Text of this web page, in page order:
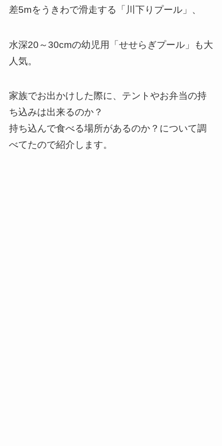
差5mをうきわで滑走する「川下りプール」、
水深20～30cmの幼児用「せせらぎプール」も大
人気。
家族でお出かけした際に、テントやお弁当の持
ち込みは出来るのか？
持ち込んで食べる場所があるのか？について調
べてたので紹介します。